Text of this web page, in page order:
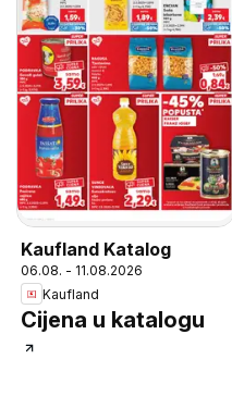
Kaufland Katalog
06.08. - 11.08.2026
Kaufland
Cijena u katalogu